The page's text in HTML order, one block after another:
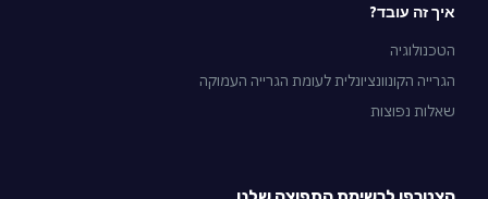
איך זה עובד?
הטכנולוגיה
הגרייה הקונוונציונלית לעומת הגרייה העמוקה
שאלות נפוצות